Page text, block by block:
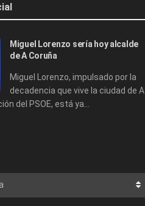
Miguel Lorenzo sería hoy alcalde
de A Coruña
Miguel Lorenzo, impulsado por la
decadencia que vive la ciudad de A
del PSOE, está ya...